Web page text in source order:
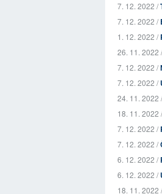
7. 12. 2022 /
7. 12. 2022 /
1. 12. 2022 /
26. 11. 2022
7. 12. 2022 /
7. 12. 2022 /
24. 11. 2022
18. 11. 2022
7. 12. 2022 /
7. 12. 2022 /
6. 12. 2022 /
6. 12. 2022 /
18. 11. 2022